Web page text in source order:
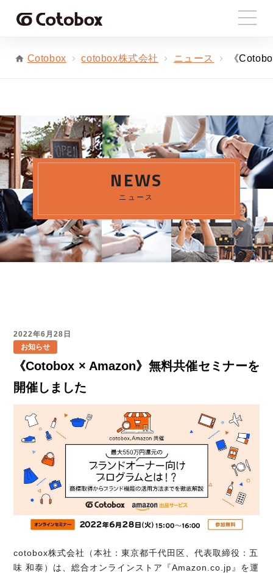
Cotobox cotobox株式会社 ニュース 《
NEWS
ニュース
2022年6月28日
お知らせ
《Cotobox × Amazon》無料共催セミナーを
開催しました
cotobox株式会社（本社：東京都千代田区、代表取締役：五
味 和泰）は、総合オンラインストア『Amazon.co.jp』を運